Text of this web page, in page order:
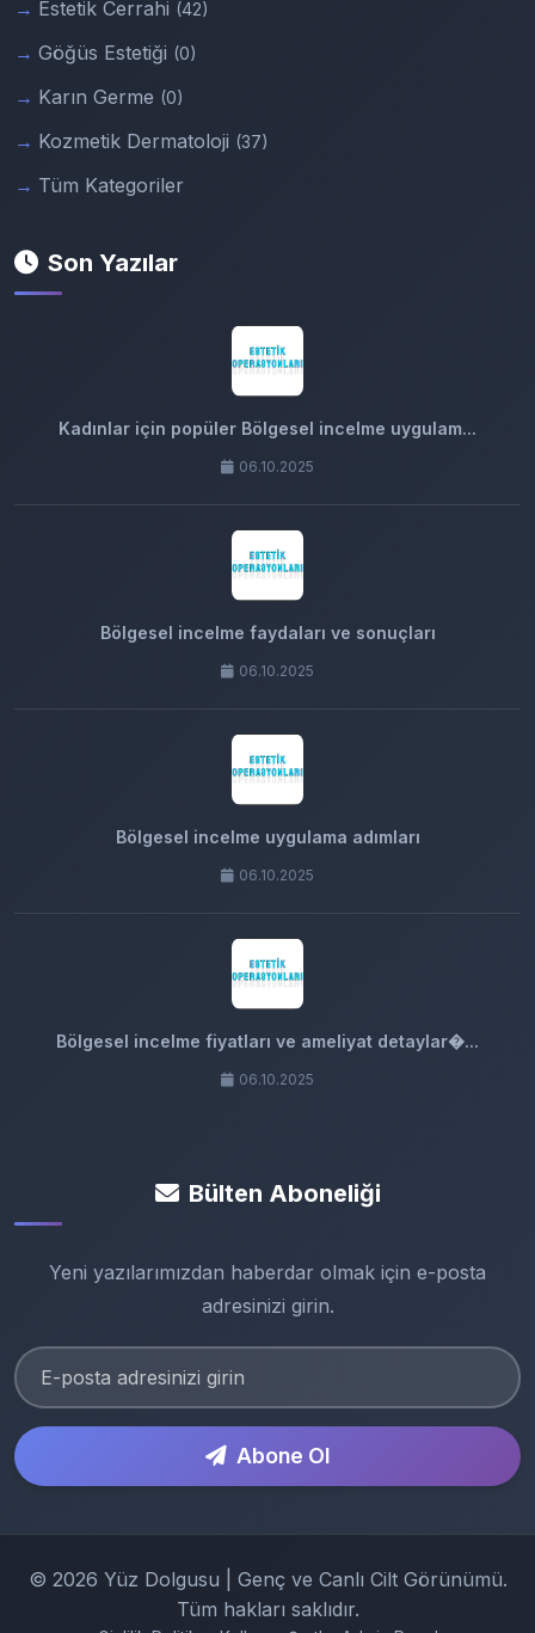
Estetik Cerrahi (42)
Göğüs Estetiği (0)
Karın Germe (0)
Kozmetik Dermatoloji (37)
Tüm Kategoriler
Son Yazılar
Kadınlar için popüler Bölgesel incelme uygulam...
06.10.2025
Bölgesel incelme faydaları ve sonuçları
06.10.2025
Bölgesel incelme uygulama adımları
06.10.2025
Bölgesel incelme fiyatları ve ameliyat detaylar�...
06.10.2025
Bülten Aboneliği
Yeni yazılarımızdan haberdar olmak için e-posta
adresinizi girin.
Abone Ol
© 2026 Yüz Dolgusu | Genç ve Canlı Cilt Görünümü.
Tüm hakları saklıdır.